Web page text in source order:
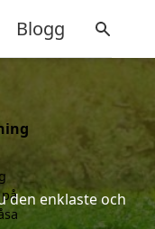
Blogg
den enklaste och